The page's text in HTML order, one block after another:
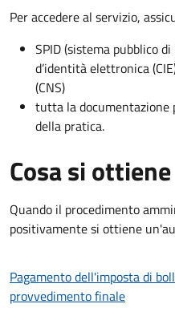
Per accedere al servizio,
SPID (sistema pubblico
d’identità elettronica
(CNS)
tutta la documentazione
della pratica.
Cosa si ottiene
Quando il procedimento
positivamente si ottiene
Pagamento dell'imposta di
provvedimento finale